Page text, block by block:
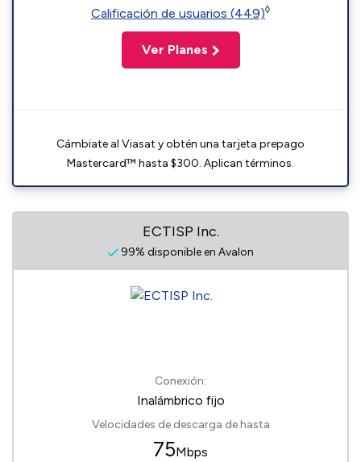
Calificación de usuarios (449)◊
Ver Planes
Cámbiate al Viasat y obtén una tarjeta prepago
Mastercard™ hasta $300. Aplican términos.
ECTISP Inc.
99% disponible en Avalon
Conexión:
Inalámbrico fijo
Velocidades de descarga de hasta
75Mbps